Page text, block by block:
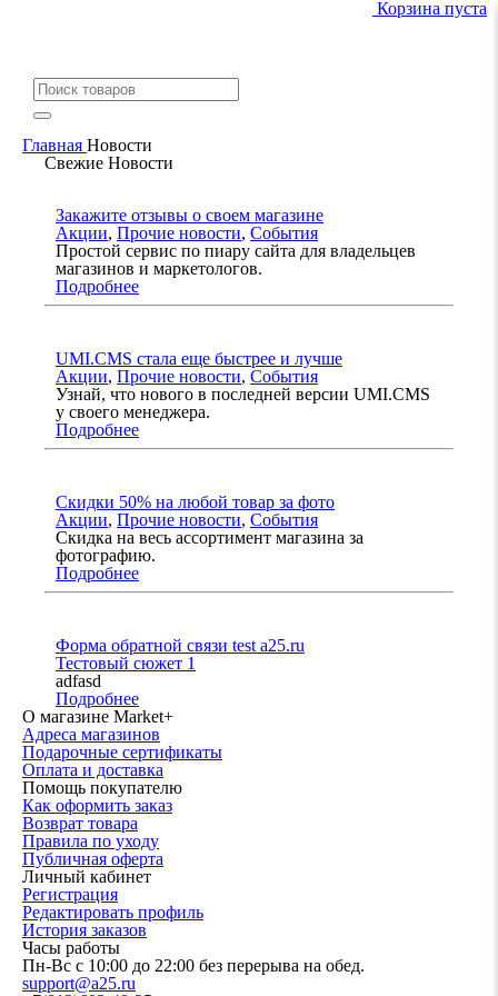
Корзина пуста
Главная Новости
Свежие Новости
Закажите отзывы о своем магазине
Акции, Прочие новости, События
Простой сервис по пиару сайта для владельцев
магазинов и маркетологов.
Подробнее
UMI.CMS стала еще быстрее и лучше
Акции, Прочие новости, События
Узнай, что нового в последней версии UMI.CMS
у своего менеджера.
Подробнее
Скидки 50% на любой товар за фото
Акции, Прочие новости, События
Скидка на весь ассортимент магазина за
фотографию.
Подробнее
Форма обратной связи test a25.ru
Тестовый сюжет 1
adfasd
Подробнее
О магазине Market+
Адреса магазинов
Подарочные сертификаты
Оплата и доставка
Помощь покупателю
Как оформить заказ
Возврат товара
Правила по уходу
Публичная оферта
Личный кабинет
Регистрация
Редактировать профиль
История заказов
Часы работы
Пн-Вс с 10:00 до 22:00 без перерыва на обед.
support@a25.ru